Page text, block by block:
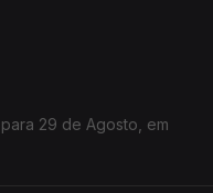
29 de Agosto, em